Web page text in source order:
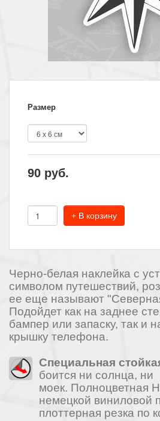
Размер
90 руб.
+ В корзину
Черно-белая наклейка с
символом путешествий,
ее еще называют
Подойдет как на заднее
бампер или запаску, так и
крышку телефона.
Специальная
боится ни солнца, ни
моек. Полноцветная
немецкой виниловой
плоттерная резка по